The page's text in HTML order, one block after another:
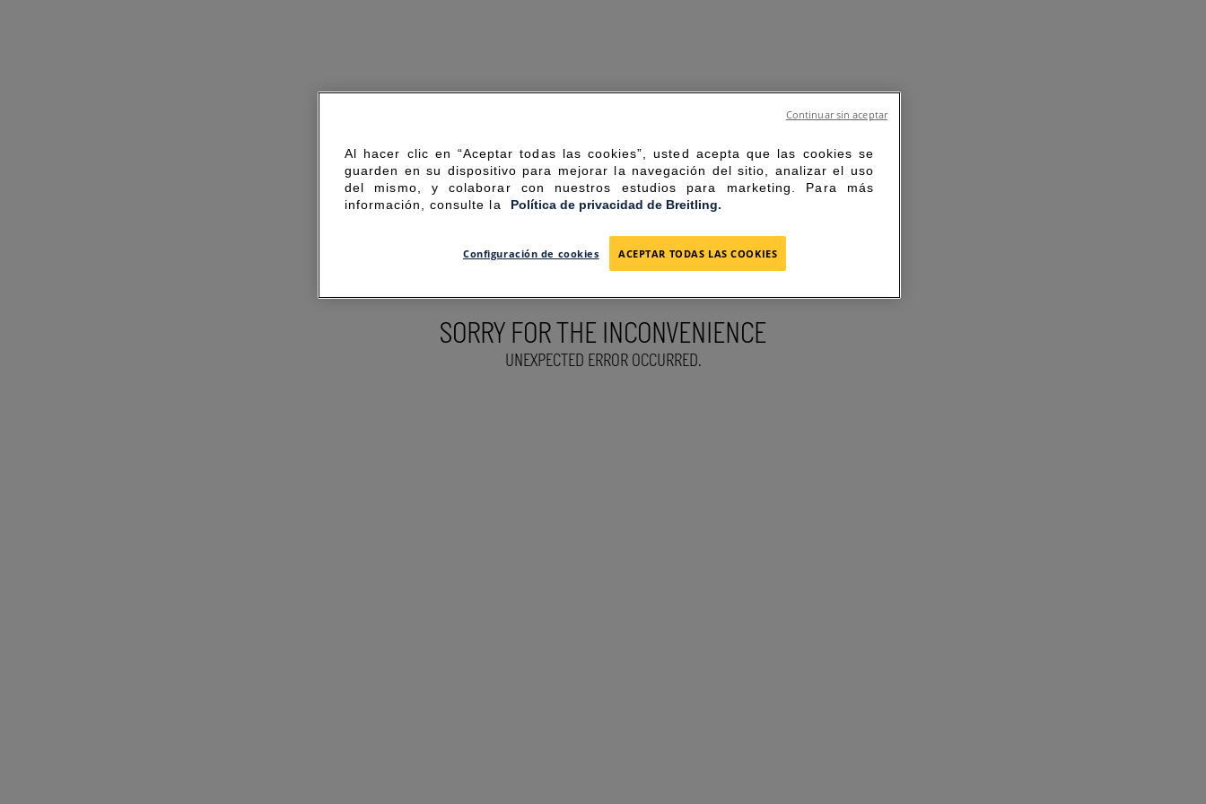
SORRY FOR THE INCONVENIENCE
UNEXPECTED ERROR OCCURRED.
Al hacer clic en “Aceptar todas las cookies”, usted acepta que las cookies se
guarden en su dispositivo para mejorar la navegación del sitio, analizar el uso
del mismo, y colaborar con nuestros estudios para marketing. Para más
información, consulte la
Política de privacidad de Breitling.
Configuración de cookies ACEPTAR TODAS LAS COOKIES
Continuar sin aceptar